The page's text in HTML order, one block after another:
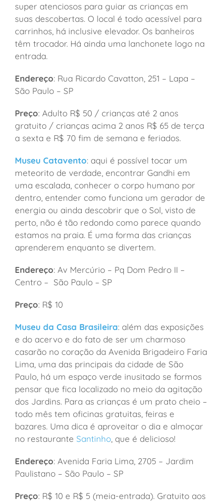
super atenciosos para guiar as crianças em
suas descobertas. O local é todo acessível para
carrinhos, há inclusive elevador. Os banheiros
têm trocador. Há ainda uma lanchonete logo na
entrada.
Endereço: Rua Ricardo Cavatton, 251 – Lapa –
São Paulo – SP
Preço: Adulto R$ 50 / crianças até 2 anos
gratuito / crianças acima 2 anos R$ 65 de terça
a sexta e R$ 70 fim de semana e feriados.
Museu Catavento: aqui é possível tocar um
meteorito de verdade, encontrar Gandhi em
uma escalada, conhecer o corpo humano por
dentro, entender como funciona um gerador de
energia ou ainda descobrir que o Sol, visto de
perto, não é tão redondo como parece quando
estamos na praia. É uma forma das crianças
aprenderem enquanto se divertem.
Endereço: Av Mercúrio – Pq Dom Pedro II –
Centro – São Paulo – SP
Preço: R$ 10
Museu da Casa Brasileira: além das exposições
e do acervo e do fato de ser um charmoso
casarão no coração da Avenida Brigadeiro Faria
Lima, uma das principais da cidade de São
Paulo, há um espaço verde inusitado se formos
pensar que fica localizado no meio da agitação
dos Jardins. Para as crianças é um prato cheio –
todo mês tem oficinas gratuitas, feiras e
bazares. Uma dica é aproveitar o dia e almoçar
no restaurante Santinho , que é delicioso!
Endereço: Avenida Faria Lima, 2705 – Jardim
Paulistano – São Paulo – SP
Preço: R$ 10 e R$ 5 (meia-entrada). Gratuito aos